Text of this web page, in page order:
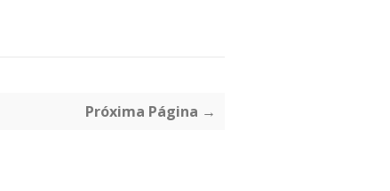
Próxima Página →